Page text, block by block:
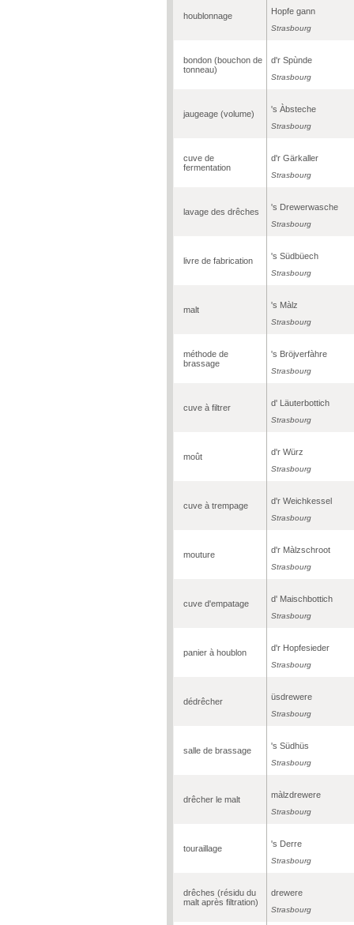
houblonnage Hopfe gann
Strasbourg
bondon (bouchon de
tonneau)
d'r Spùnde
Strasbourg
jaugeage (volume) 's Àbsteche
Strasbourg
cuve de
fermentation
d'r Gärkaller
Strasbourg
lavage des drêches 's Drewerwasche
Strasbourg
livre de fabrication 's Südbüech
Strasbourg
malt 's Màlz
Strasbourg
méthode de
brassage
's Bröjverfàhre
Strasbourg
cuve à filtrer d' Läuterbottich
Strasbourg
moût d'r Würz
Strasbourg
cuve à trempage d'r Weichkessel
Strasbourg
mouture d'r Màlzschroot
Strasbourg
cuve d'empatage d' Maischbottich
Strasbourg
panier à houblon d'r Hopfesieder
Strasbourg
dédrêcher üsdrewere
Strasbourg
salle de brassage 's Südhüs
Strasbourg
drêcher le malt màlzdrewere
Strasbourg
touraillage 's Derre
Strasbourg
drêches (résidu du
malt après filtration)
drewere
Strasbourg